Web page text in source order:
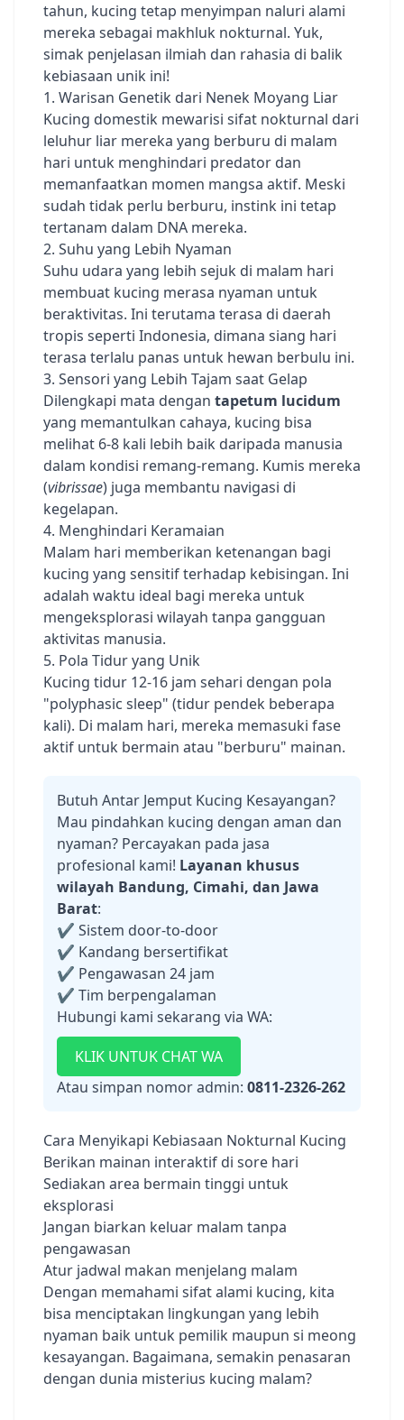
tahun, kucing tetap menyimpan naluri alami
mereka sebagai makhluk nokturnal. Yuk,
simak penjelasan ilmiah dan rahasia di balik
kebiasaan unik ini!
1. Warisan Genetik dari Nenek Moyang Liar
Kucing domestik mewarisi sifat nokturnal dari
leluhur liar mereka yang berburu di malam
hari untuk menghindari predator dan
memanfaatkan momen mangsa aktif. Meski
sudah tidak perlu berburu, instink ini tetap
tertanam dalam DNA mereka.
2. Suhu yang Lebih Nyaman
Suhu udara yang lebih sejuk di malam hari
membuat kucing merasa nyaman untuk
beraktivitas. Ini terutama terasa di daerah
tropis seperti Indonesia, dimana siang hari
terasa terlalu panas untuk hewan berbulu ini.
3. Sensori yang Lebih Tajam saat Gelap
Dilengkapi mata dengan tapetum lucidum
yang memantulkan cahaya, kucing bisa
melihat 6-8 kali lebih baik daripada manusia
dalam kondisi remang-remang. Kumis mereka
(vibrissae) juga membantu navigasi di
kegelapan.
4. Menghindari Keramaian
Malam hari memberikan ketenangan bagi
kucing yang sensitif terhadap kebisingan. Ini
adalah waktu ideal bagi mereka untuk
mengeksplorasi wilayah tanpa gangguan
aktivitas manusia.
5. Pola Tidur yang Unik
Kucing tidur 12-16 jam sehari dengan pola
"polyphasic sleep" (tidur pendek beberapa
kali). Di malam hari, mereka memasuki fase
aktif untuk bermain atau "berburu" mainan.
Butuh Antar Jemput Kucing Kesayangan?
Mau pindahkan kucing dengan aman dan
nyaman? Percayakan pada jasa
profesional kami! Layanan khusus
wilayah Bandung, Cimahi, dan Jawa
Barat:
✔️ Sistem door-to-door
✔️ Kandang bersertifikat
✔️ Pengawasan 24 jam
✔️ Tim berpengalaman
Hubungi kami sekarang via WA:
KLIK UNTUK CHAT WA
Atau simpan nomor admin: 0811-2326-262
Cara Menyikapi Kebiasaan Nokturnal Kucing
Berikan mainan interaktif di sore hari
Sediakan area bermain tinggi untuk
eksplorasi
Jangan biarkan keluar malam tanpa
pengawasan
Atur jadwal makan menjelang malam
Dengan memahami sifat alami kucing, kita
bisa menciptakan lingkungan yang lebih
nyaman baik untuk pemilik maupun si meong
kesayangan. Bagaimana, semakin penasaran
dengan dunia misterius kucing malam?